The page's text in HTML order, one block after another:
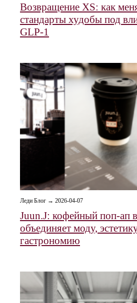
Возвращение XS: как
стандарты худобы под
GLP‑1
Леди Блог → 2026-04-07
Juun.J: кофейный поп-
объединяет моду,
гастрономию